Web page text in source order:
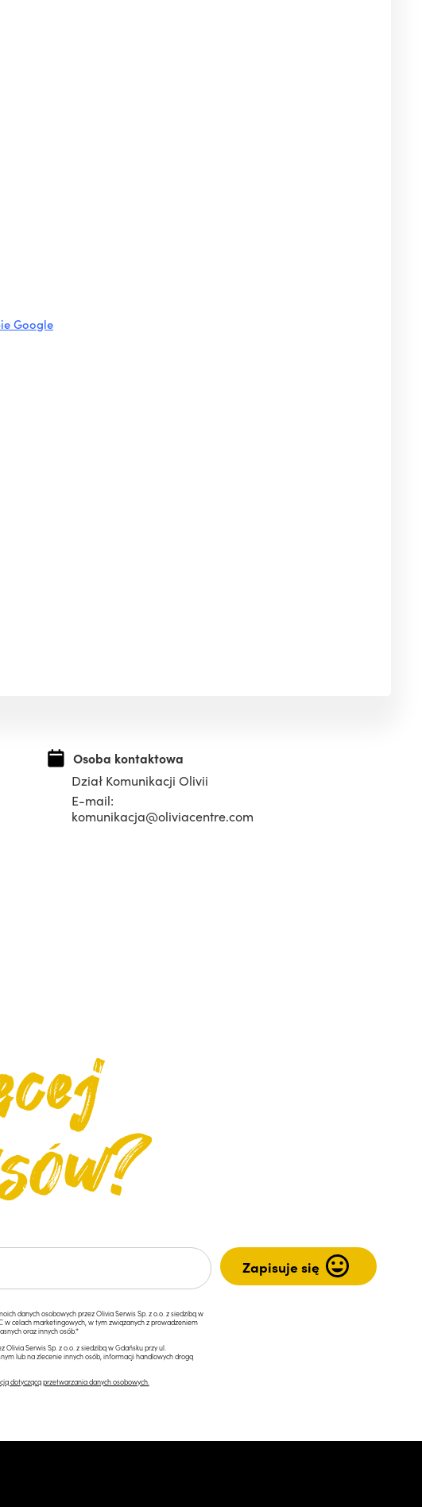
Google
Osoba kontaktowa
Dział Komunikacji Olivii
E-mail:
komunikacja@oliviacentre.com
danych osobowych przez Olivia Serwis Sp. z o.o. z siedzibą w
w celach marketingowych, w tym związanych z prowadzeniem
oraz innych osób.*
Olivia Serwis Sp. z o.o. z siedzibą w Gdańsku przy ul.
lub na zlecenie innych osób, informacji handlowych drogą
dotyczącą przetwarzania danych osobowych.